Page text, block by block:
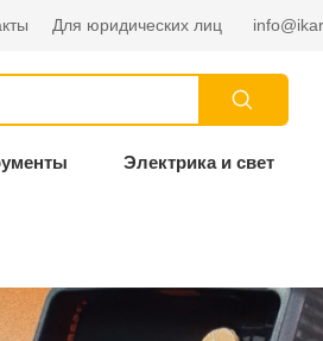
Для юридических лиц
Электрика и свет